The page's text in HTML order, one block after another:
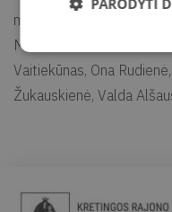
mėgėjai: Juozas Gricius,
Muehlenrad, Stanislava
Vaitiekūnas, Ona
Žukauskienė, Valda